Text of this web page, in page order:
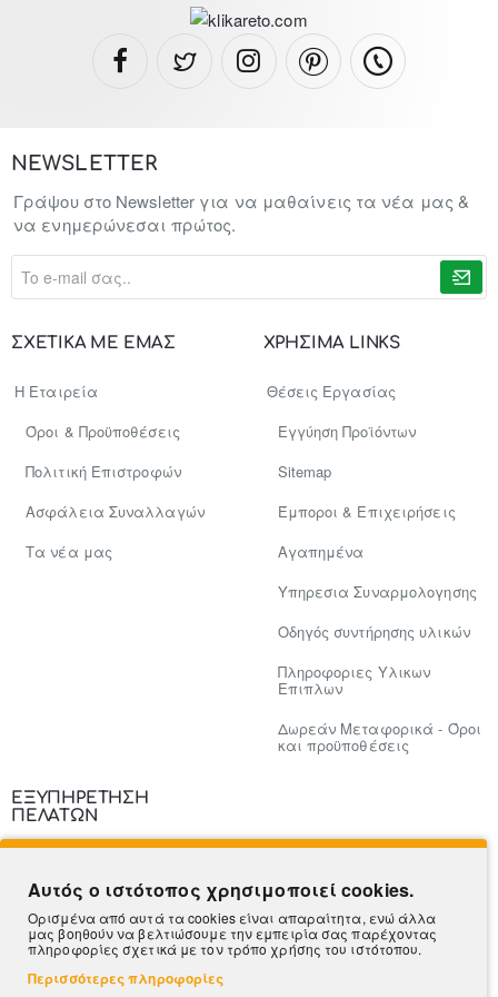
ΣΧΕΤΙΚΑ ΜΕ ΕΜΑΣ
Η Εταιρεία
Όροι & Προϋποθέσεις
Πολιτική Επιστροφών
Ασφάλεια Συναλλαγών
Tα νέα μας
ΧΡΗΣΙΜΑ LINKS
Θέσεις Εργασίας
Εγγύηση Προϊόντων
Sitemap
Έμποροι & Επιχειρήσεις
Αγαπημένα
Υπηρεσια Συναρμολογησης
Οδηγός συντήρησης υλικών
Πληροφοριες Υλικων
Επιπλων
Δωρεάν Μεταφορικά - Όροι
και προϋποθέσεις
ΕΞΥΠΗΡΕΤΗΣΗ
ΠΕΛΑΤΩΝ
Τρόποι Πληρωμής
Πληροφορίες Αποστολής
Ο Λογαριασμός μου
NEWSLETTER
Γράψου στο Newsletter για να μαθαίνεις τα νέα μας &
να ενημερώνεσαι πρώτος.
σας..
Αυτός ο ιστότοπος χρησιμοποιεί cookies.
Ορισμένα από αυτά τα cookies είναι απαραίτητα, ενώ άλλα
μας βοηθούν να βελτιώσουμε την εμπειρία σας παρέχοντας
πληροφορίες σχετικά με τον τρόπο χρήσης του ιστότοπου.
Περισσότερες πληροφορίες